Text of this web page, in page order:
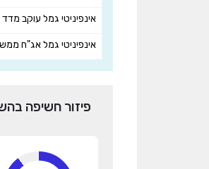
אינפיניטי גמל עוקב מדד s&p 500
אינפיניטי גמל אג"ח
פיזור חשיפה